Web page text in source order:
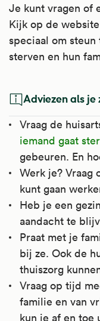
Je kunt vragen of
Kijk op de
speciaal om steun
sterven en hun
Adviezen als
Vraag de
iemand gaat
gebeuren. En
Werk je?
kunt gaan
Heb je een
aandacht te
Praat met je
bij ze. Ook de
thuiszorg
Vraag op tijd
familie en van
kun je af en toe